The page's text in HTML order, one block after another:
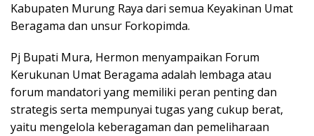
Kabupaten Murung Raya dari semua Keyakinan Umat
Beragama dan unsur Forkopimda.
Pj Bupati Mura, Hermon menyampaikan Forum
Kerukunan Umat Beragama adalah lembaga atau
forum mandatori yang memiliki peran penting dan
strategis serta mempunyai tugas yang cukup berat,
yaitu mengelola keberagaman dan pemeliharaan